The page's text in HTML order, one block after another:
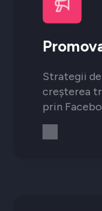
Strategii
creșterea
prin